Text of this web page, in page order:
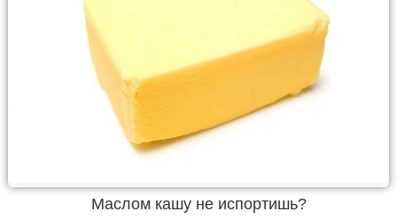
Маслом кашу не испортишь?